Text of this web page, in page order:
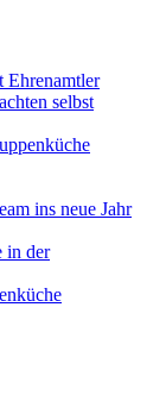
Ehrenamtler
selbst
ins neue Jahr
in der